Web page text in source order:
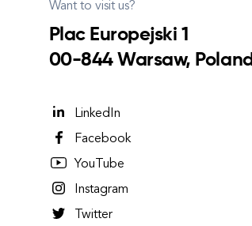
Want to visit us?
Plac Europejski 1
00-844 Warsaw, Poland
LinkedIn
Facebook
YouTube
Instagram
Twitter